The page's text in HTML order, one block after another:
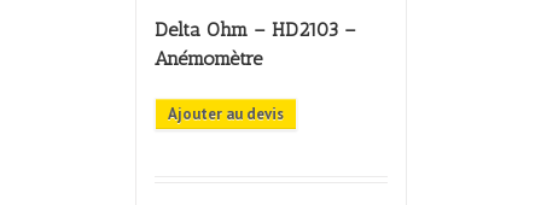
Delta Ohm – HD2103 –
Anémomètre
Ajouter au devis